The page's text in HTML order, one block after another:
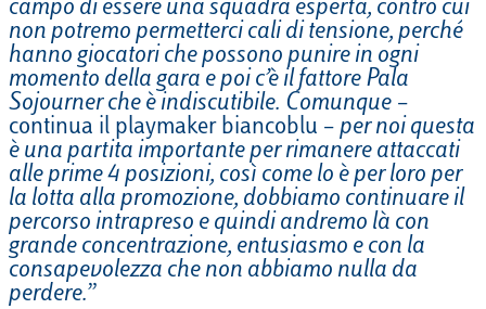
campo di essere una squadra esperta, contro cui
non potremo permetterci cali di tensione, perché
hanno giocatori che possono punire in ogni
momento della gara e poi c’è il fattore Pala
Sojourner che è indiscutibile. Comunque –
continua il playmaker biancoblu – per noi questa
è una partita importante per rimanere attaccati
alle prime 4 posizioni, così come lo è per loro per
la lotta alla promozione, dobbiamo continuare il
percorso intrapreso e quindi andremo là con
grande concentrazione, entusiasmo e con la
consapevolezza che non abbiamo nulla da
perdere.”